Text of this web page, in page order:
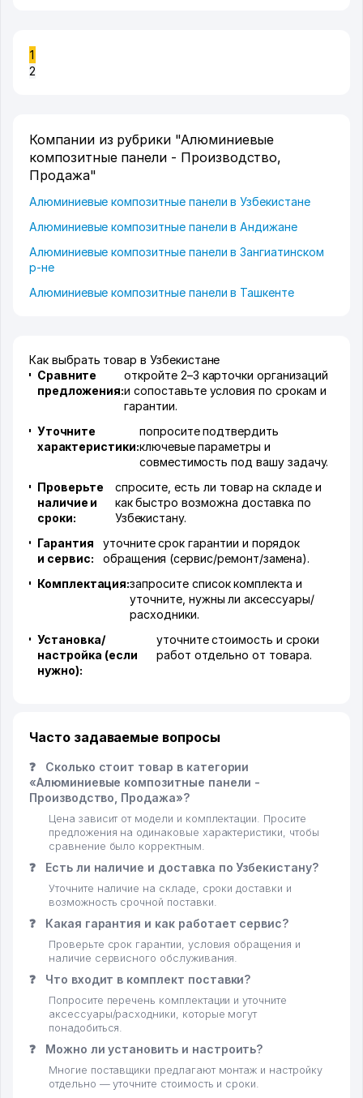
1
2
Компании из рубрики "Алюминиевые
композитные панели - Производство,
Продажа"
Алюминиевые композитные панели в Узбекистане
Алюминиевые композитные панели в Андижане
Алюминиевые композитные панели в Зангиатинском
р-не
Алюминиевые композитные панели в Ташкенте
Как выбрать товар в Узбекистане
Сравните
предложения:
откройте 2–3 карточки организаций
и сопоставьте условия по срокам и
гарантии.
Уточните
характеристики:
попросите подтвердить
ключевые параметры и
совместимость под вашу задачу.
Проверьте
наличие и
сроки:
спросите, есть ли товар на складе и
как быстро возможна доставка по
Узбекистану.
Гарантия
и сервис:
уточните срок гарантии и порядок
обращения (сервис/ремонт/замена).
Комплектация:запросите список комплекта и
уточните, нужны ли аксессуары/
расходники.
Установка/
настройка (если
нужно):
уточните стоимость и сроки
работ отдельно от товара.
Часто задаваемые вопросы
❓
Сколько стоит товар в категории
«Алюминиевые композитные панели -
Производство, Продажа»?
Цена зависит от модели и комплектации. Просите
предложения на одинаковые характеристики, чтобы
сравнение было корректным.
❓ Есть ли наличие и доставка по Узбекистану?
Уточните наличие на складе, сроки доставки и
возможность срочной поставки.
❓ Какая гарантия и как работает сервис?
Проверьте срок гарантии, условия обращения и
наличие сервисного обслуживания.
❓ Что входит в комплект поставки?
Попросите перечень комплектации и уточните
аксессуары/расходники, которые могут
понадобиться.
❓ Можно ли установить и настроить?
Многие поставщики предлагают монтаж и настройку
отдельно — уточните стоимость и сроки.